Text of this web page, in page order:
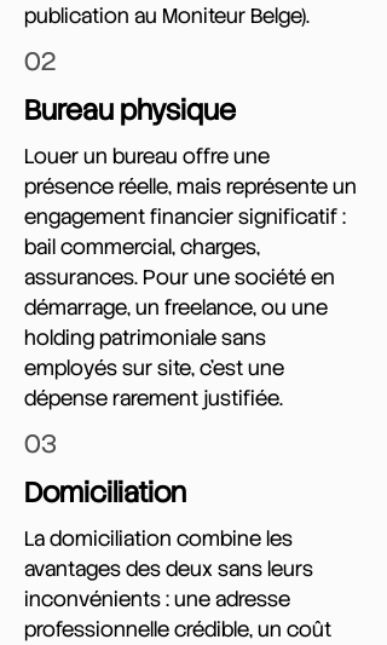
publication au Moniteur Belge).
02
Bureau physique
Louer un bureau offre une
présence réelle, mais représente un
engagement financier significatif :
bail commercial, charges,
assurances. Pour une société en
démarrage, un freelance, ou une
holding patrimoniale sans
employés sur site, c'est une
dépense rarement justifiée.
03
Domiciliation
La domiciliation combine les
avantages des deux sans leurs
inconvénients : une adresse
professionnelle crédible, un coût